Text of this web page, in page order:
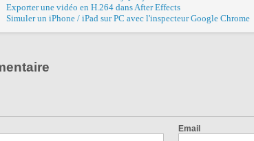
Exporter une vidéo en H.264 dans After Effects
Simuler un iPhone / iPad sur PC avec l'inspecteur Google Chrome
Email